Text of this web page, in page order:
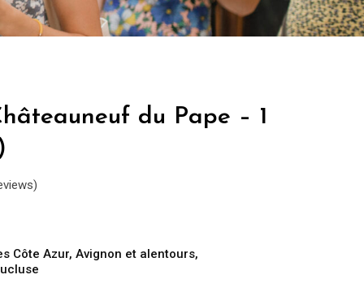
du Pape – 1
Côte Azur, Avignon et alentours,